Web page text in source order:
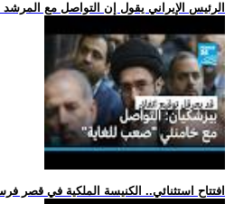
.. الرئيس الإيراني يقول إن التواصل مع
.. افتتاح استثنائي.. الكنيسة الملكية في قصر